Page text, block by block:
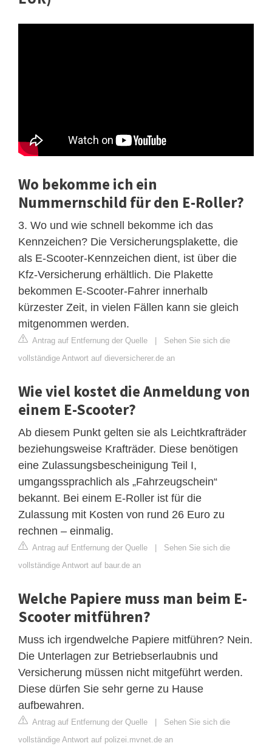
Wo bekomme ich ein
Nummernschild für den E-Roller?
3. Wo und wie schnell bekomme ich das
Kennzeichen? Die Versicherungsplakette, die
als E-Scooter-Kennzeichen dient, ist über die
Kfz-Versicherung erhältlich. Die Plakette
bekommen E-Scooter-Fahrer innerhalb
kürzester Zeit, in vielen Fällen kann sie gleich
mitgenommen werden.
Antrag auf Entfernung der Quelle | Sehen Sie sich die
vollständige Antwort auf dieversicherer.de an
Wie viel kostet die Anmeldung von
einem E-Scooter?
Ab diesem Punkt gelten sie als Leichtkrafträder
beziehungsweise Krafträder. Diese benötigen
eine Zulassungsbescheinigung Teil I,
umgangssprachlich als „Fahrzeugschein“
bekannt. Bei einem E-Roller ist für die
Zulassung mit Kosten von rund 26 Euro zu
rechnen – einmalig.
Antrag auf Entfernung der Quelle | Sehen Sie sich die
vollständige Antwort auf baur.de an
Welche Papiere muss man beim E-
Scooter mitführen?
Muss ich irgendwelche Papiere mitführen? Nein.
Die Unterlagen zur Betriebserlaubnis und
Versicherung müssen nicht mitgeführt werden.
Diese dürfen Sie sehr gerne zu Hause
aufbewahren.
Antrag auf Entfernung der Quelle | Sehen Sie sich die
vollständige Antwort auf polizei.mvnet.de an